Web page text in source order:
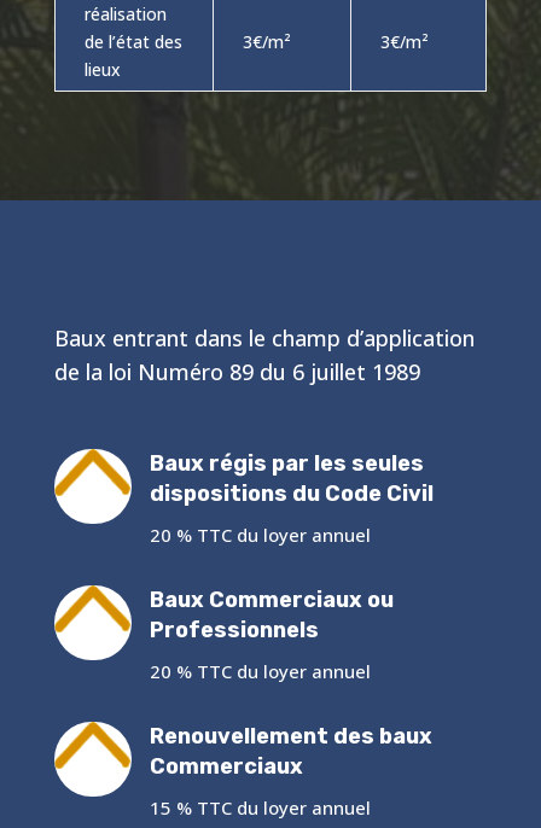
réalisation
de l’état des
lieux
3€/m² 3€/m²
Baux entrant dans le champ d’application
de la loi Numéro 89 du 6 juillet 1989
Baux régis par les seules
dispositions du Code Civil
20 % TTC du loyer annuel
Baux Commerciaux ou
Professionnels
20 % TTC du loyer annuel
Renouvellement des baux
Commerciaux
15 % TTC du loyer annuel